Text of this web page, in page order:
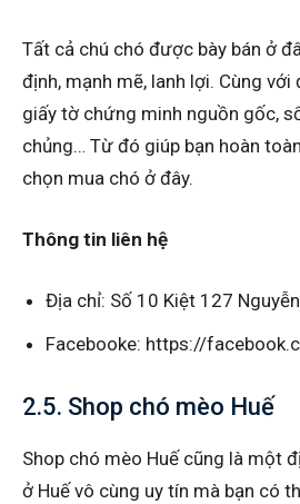
Tất cả chú chó được bày bán ở
định, mạnh mẽ, lanh lợi. Cùng
giấy tờ chứng minh nguồn gốc,
chủng… Từ đó giúp bạn hoàn
chọn mua chó ở đây.
Thông tin liên hệ
Địa chỉ: Số 10 Kiệt 127 Nguyễn
Facebooke: https://
2.5. Shop chó mèo Huế
Shop chó mèo Huế cũng là một
ở Huế vô cùng uy tín mà bạn có